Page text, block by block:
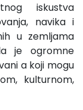
iskustva
navika i
u zemljama
je ogromne
a koji mogu
kulturnom,